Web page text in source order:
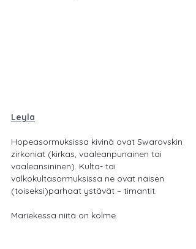
Leyla
Hopeasormuksissa kivinä ovat Swarovskin
zirkoniat (kirkas, vaaleanpunainen tai
vaaleansininen). Kulta- tai
valkokultasormuksissa ne ovat naisen
(toiseksi)parhaat ystävät – timantit.
Mariekessa niitä on kolme.